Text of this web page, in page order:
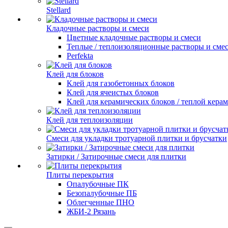
Stellard
Кладочные растворы и смеси
Цветные кладочные растворы и смеси
Теплые / теплоизоляционные растворы и
Perfekta
Клей для блоков
Клей для газобетонных блоков
Клей для ячеистых блоков
Клей для керамических блоков / теплой
Клей для теплоизоляции
Смеси для укладки тротуарной плитки и брусчатки
Затирки / Затирочные смеси для плитки
Плиты перекрытия
Опалубочные ПК
Безопалубочные ПБ
Облегченные ПНО
ЖБИ-2 Рязань